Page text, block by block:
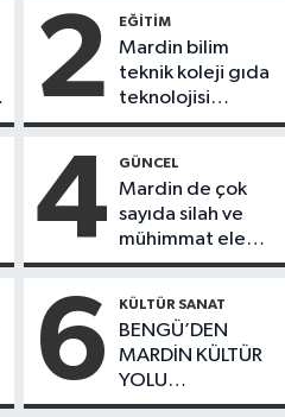
2 EĞİTİM
Mardin bilim
teknik koleji gıda
teknolojisi
öğrencileri
ürünlerini satarak
köydeki
çoçuklara kitap
desteğinde
bulundu
4 GÜNCEL
Mardin de çok
sayıda silah ve
mühimmat ele
geçirildi
6 KÜLTÜR SANAT
BENGÜ’DEN
MARDİN KÜLTÜR
YOLU
FESTIVALİ’NDE